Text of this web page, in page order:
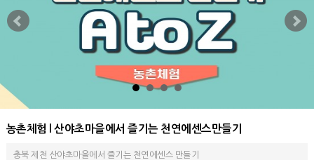
농촌체험 l 산야초마을에서 즐기는 천연에센스만들기
충북 제천 산야초마을에서 즐기는 천연에센스 만들기